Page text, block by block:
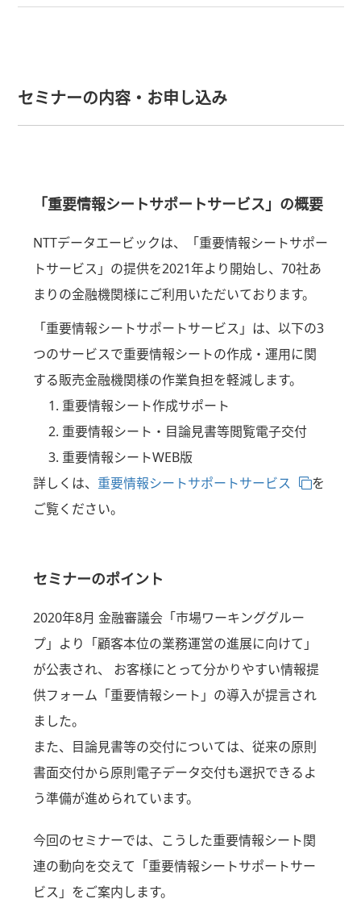
セミナーの内容・お申し込み
「重要情報シートサポートサービス」の概要
NTTデータエービックは、「重要情報シートサポー
トサービス」の提供を2021年より開始し、70社あ
まりの金融機関様にご利用いただいております。
「重要情報シートサポートサービス」は、以下の3
つのサービスで重要情報シートの作成・運用に関
する販売金融機関様の作業負担を軽減します。
重要情報シート作成サポート
重要情報シート・目論見書等閲覧電子交付
重要情報シートWEB版
詳しくは、 重要情報シートサポートサービス
を
ご覧ください。
セミナーのポイント
2020年8月 金融審議会「市場ワーキンググルー
プ」より「顧客本位の業務運営の進展に向けて」
が公表され、 お客様にとって分かりやすい情報提
供フォーム「重要情報シート」の導入が提言され
ました。
また、目論見書等の交付については、従来の原則
書面交付から原則電子データ交付も選択できるよ
う準備が進められています。
今回のセミナーでは、こうした重要情報シート関
連の動向を交えて「重要情報シートサポートサー
ビス」をご案内します。